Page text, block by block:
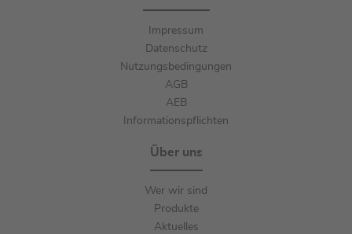
Impressum
Datenschutz
Nutzungsbedingungen
AGB
AEB
Informationspflichten
Über uns
Wer wir sind
Produkte
Aktuelles